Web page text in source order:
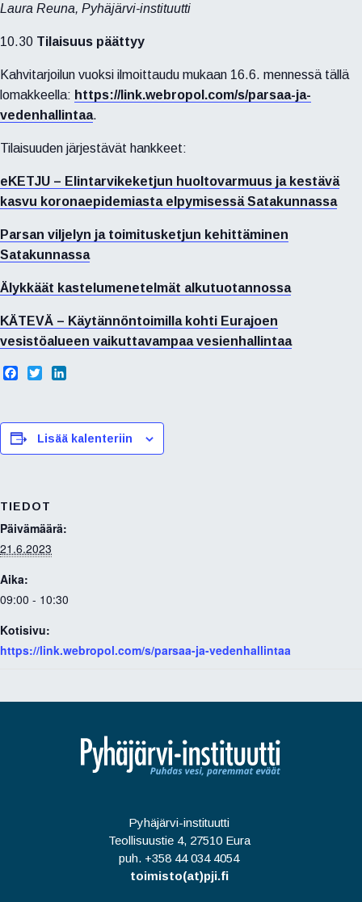
Laura Reuna, Pyhäjärvi-instituutti
10.30 Tilaisuus päättyy
Kahvitarjoilun vuoksi ilmoittaudu mukaan 16.6. mennessä tällä
lomakkeella: https://link.webropol.com/s/parsaa-ja-
vedenhallintaa.
Tilaisuuden järjestävät hankkeet:
eKETJU – Elintarvikeketjun huoltovarmuus ja kestävä
kasvu koronaepidemiasta elpymisessä Satakunnassa
Parsan viljelyn ja toimitusketjun kehittäminen
Satakunnassa​
Älykkäät kastelumenetelmät alkutuotannossa​
KÄTEVÄ – Käytännöntoimilla kohti Eurajoen
vesistöalueen vaikuttavampaa vesienhallintaa
b
o
t
e
e
d
Lisää kalenteriin
TIEDOT
Päivämäärä:
21.6.2023
Aika:
09:00 - 10:30
Kotisivu:
https://link.webropol.com/s/parsaa-ja-vedenhallintaa
Pyhäjärvi-instituutti
Teollisuustie 4, 27510 Eura
puh. +358 44 034 4054
toimisto(at)pji.fi